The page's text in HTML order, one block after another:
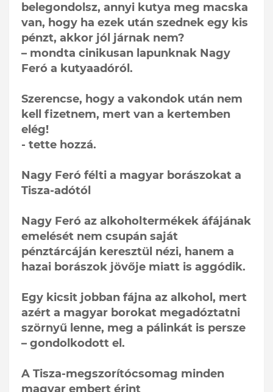
belegondolsz, annyi kutya meg macska
van, hogy ha ezek után szednek egy kis
pénzt, akkor jól járnak nem?
– mondta cinikusan lapunknak Nagy
Feró a kutyaadóról.
Szerencse, hogy a vakondok után nem
kell fizetnem, mert van a kertemben
elég!
- tette hozzá.
Nagy Feró félti a magyar borászokat a
Tisza-adótól
Nagy Feró az alkoholtermékek áfájának
emelését nem csupán saját
pénztárcáján keresztül nézi, hanem a
hazai borászok jövője miatt is aggódik.
Egy kicsit jobban fájna az alkohol, mert
azért a magyar borokat megadóztatni
szörnyű lenne, meg a pálinkát is persze
– gondolkodott el.
A Tisza-megszorítócsomag minden
magyar embert érint